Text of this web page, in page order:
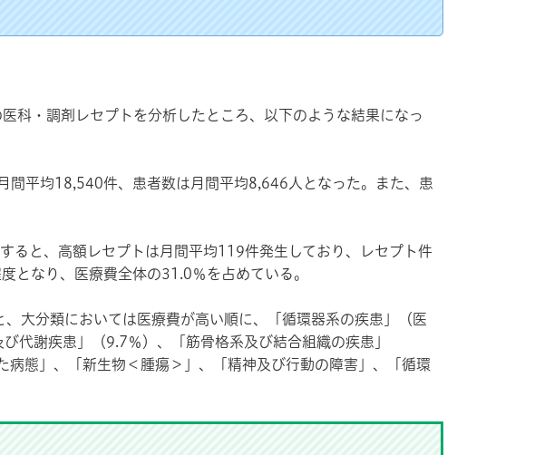
科・調剤レセプトを分析したところ、以下のような結果になっ
間平均18,540件、患者数は月間平均8,646人となった。また、患
ると、高額レセプトは月間平均119件発生しており、レセプト件
となり、医療費全体の31.0％を占めている。
大分類においては医療費が高い順に、「循環器系の疾患」（医
代謝疾患」（9.7％）、「筋骨格系及び結合組織の疾患」
病態」、「新生物＜腫瘍＞」、「精神及び行動の障害」、「循環